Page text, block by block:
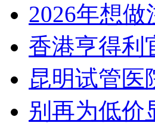
2026年想
香港亨得利
昆明试管医
别再为低价